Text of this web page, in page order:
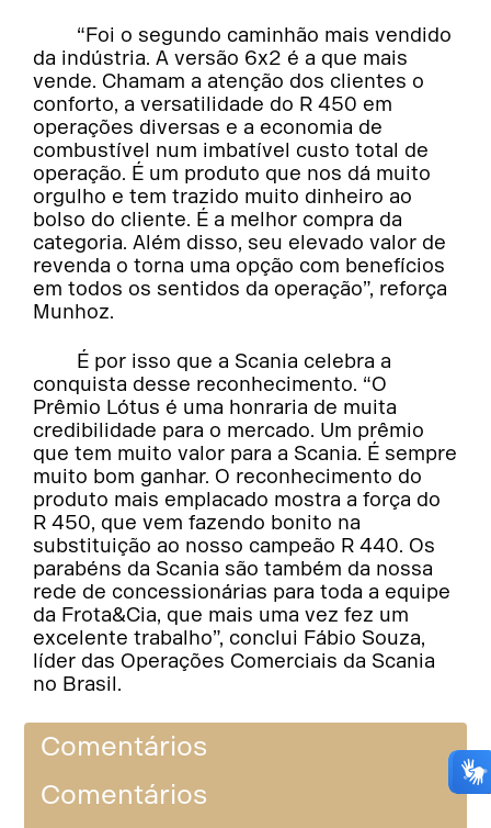
“Foi o segundo caminhão mais vendido
da indústria. A versão 6x2 é a que mais
vende. Chamam a atenção dos clientes o
conforto, a versatilidade do R 450 em
operações diversas e a economia de
combustível num imbatível custo total de
operação. É um produto que nos dá muito
orgulho e tem trazido muito dinheiro ao
bolso do cliente. É a melhor compra da
categoria. Além disso, seu elevado valor de
revenda o torna uma opção com benefícios
em todos os sentidos da operação”, reforça
Munhoz.
É por isso que a Scania celebra a
conquista desse reconhecimento. “O
Prêmio Lótus é uma honraria de muita
credibilidade para o mercado. Um prêmio
que tem muito valor para a Scania. É sempre
muito bom ganhar. O reconhecimento do
produto mais emplacado mostra a força do
R 450, que vem fazendo bonito na
substituição ao nosso campeão R 440. Os
parabéns da Scania são também da nossa
rede de concessionárias para toda a equipe
da Frota&Cia, que mais uma vez fez um
excelente trabalho”, conclui Fábio Souza,
líder das Operações Comerciais da Scania
no Brasil.
Comentários
Comentários